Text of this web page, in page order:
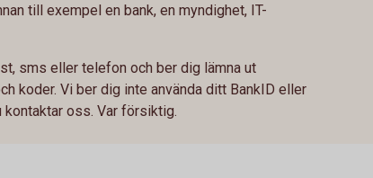
till exempel en bank, en myndighet, IT-
sms eller telefon och ber dig lämna ut
koder. Vi ber dig inte använda ditt BankID eller
oss. Var försiktig.